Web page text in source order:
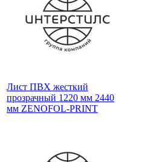
Лист ПВХ жесткий
прозрачный 1220 мм 2440
мм ZENOFOL-PRINT